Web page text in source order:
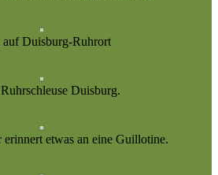
Duisburg-Ruhrort
Duisburg.
erinnert etwas an eine Guillotine.